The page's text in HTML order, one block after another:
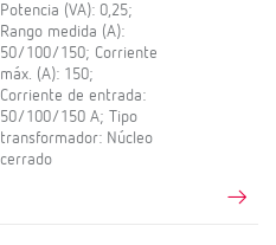
Potencia (VA): 0,25;
Rango medida (A):
50/100/150; Corriente
máx. (A): 150;
Corriente de entrada:
50/100/150 A; Tipo
transformador: Núcleo
cerrado